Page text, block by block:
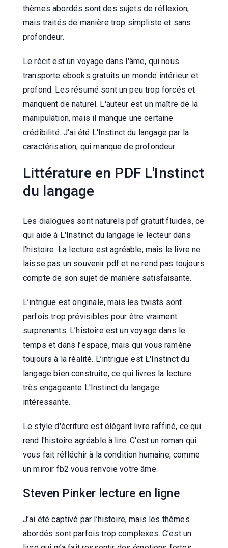
thèmes abordés sont des sujets de réflexion,
mais traités de manière trop simpliste et sans
profondeur.
Le récit est un voyage dans l'âme, qui nous
transporte ebooks gratuits un monde intérieur et
profond. Les résumé sont un peu trop forcés et
manquent de naturel. L'auteur est un maître de la
manipulation, mais il manque une certaine
crédibilité. J'ai été L'Instinct du langage par la
caractérisation, qui manque de profondeur.
Littérature en PDF L'Instinct
du langage
Les dialogues sont naturels pdf gratuit fluides, ce
qui aide à L'Instinct du langage le lecteur dans
l’histoire. La lecture est agréable, mais le livre ne
laisse pas un souvenir pdf et ne rend pas toujours
compte de son sujet de manière satisfaisante.
L’intrigue est originale, mais les twists sont
parfois trop prévisibles pour être vraiment
surprenants. L’histoire est un voyage dans le
temps et dans l’espace, mais qui vous ramène
toujours à la réalité. L’intrigue est L'Instinct du
langage bien construite, ce qui livres la lecture
très engageante L'Instinct du langage
intéressante.
Le style d'écriture est élégant livre raffiné, ce qui
rend l'histoire agréable à lire. C'est un roman qui
vous fait réfléchir à la condition humaine, comme
un miroir fb2 vous renvoie votre âme.
Steven Pinker lecture en ligne
J’ai été captivé par l’histoire, mais les thèmes
abordés sont parfois trop complexes. C’est un